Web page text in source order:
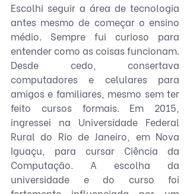
Escolhi seguir a área de tecnologia
antes mesmo de começar o ensino
médio. Sempre fui curioso para
entender como as coisas funcionam.
Desde cedo, consertava
computadores e celulares para
amigos e familiares, mesmo sem ter
feito cursos formais. Em 2015,
ingressei na Universidade Federal
Rural do Rio de Janeiro, em Nova
Iguaçu, para cursar Ciência da
Computação. A escolha da
universidade e do curso foi